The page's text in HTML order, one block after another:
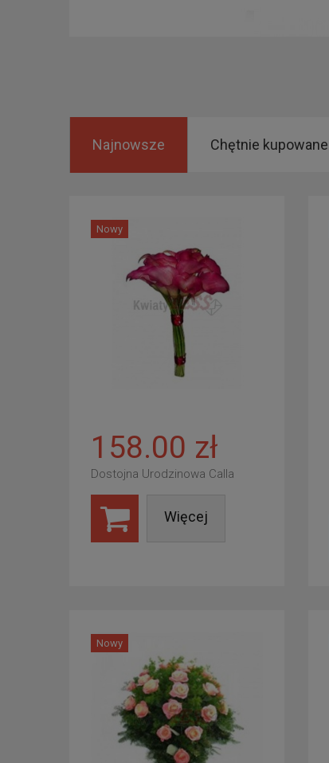
Najnowsze Chętnie kupowane
Nowy
158.00 zł
Dostojna Urodzinowa Calla
Więcej
Nowy